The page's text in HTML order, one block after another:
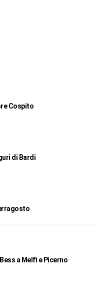
Cospito
di Bardi
a Melfi e Picerno